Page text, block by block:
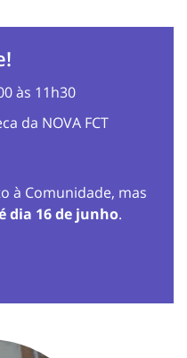
às 11h30
da NOVA FCT
à Comunidade, mas
dia 16 de junho.